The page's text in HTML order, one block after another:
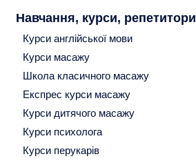
Навчання, курси, репетитори
Курси англійської мови
Курси масажу
Школа класичного масажу
Експрес курси масажу
Курси дитячого масажу
Курси психолога
Курси перукарів